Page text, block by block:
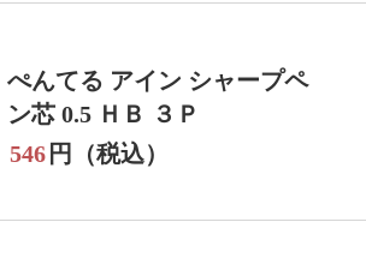
ぺんてる アイン シャープペ
ン芯 0.5 ＨＢ ３Ｐ
546 円（税込）